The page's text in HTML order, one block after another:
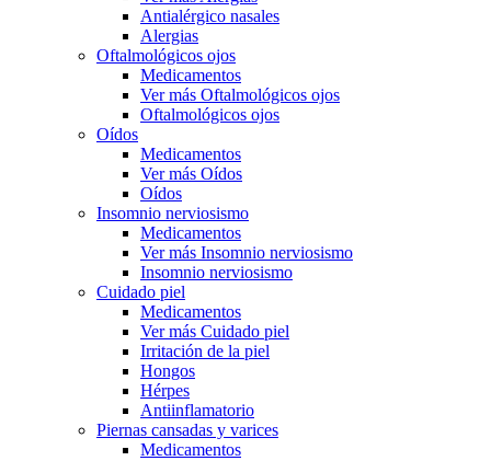
Antialérgico nasales
Alergias
Oftalmológicos ojos
Medicamentos
Ver más Oftalmológicos ojos
Oftalmológicos ojos
Oídos
Medicamentos
Ver más Oídos
Oídos
Insomnio nerviosismo
Medicamentos
Ver más Insomnio nerviosismo
Insomnio nerviosismo
Cuidado piel
Medicamentos
Ver más Cuidado piel
Irritación de la piel
Hongos
Hérpes
Antiinflamatorio
Piernas cansadas y varices
Medicamentos